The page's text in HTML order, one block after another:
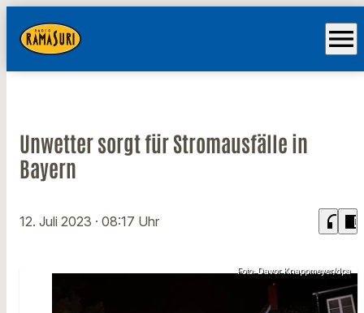
menu
Unwetter sorgt für Stromausfälle in
Bayern
12. Juli 2023 · 08:17 Uhr headphones chrome_reader_mode
Foto: Davor Knappmeyer/dpa